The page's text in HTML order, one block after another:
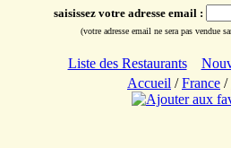
saisissez votre adresse email :
(votre adresse email ne sera pas vendue
Liste des Restaurants
Accueil /France /